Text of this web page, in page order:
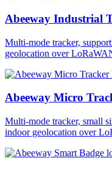
Abeeway Industrial
Multi-mode tracker,
geolocation over
Abeeway Micro
Multi-mode tracker, small
indoor geolocation over